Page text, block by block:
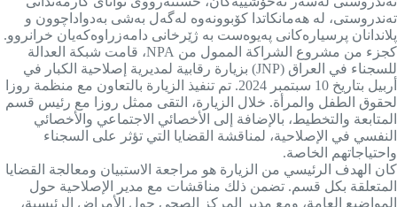
تەندروستی، لە هەمانکاتدا کۆبوونەوە لەگەل بەشی بەدواداچوون و
پلاندانان پرسیارەکانی پەیوەست بە ژێرخانی دامەزراوەکەیان خرانروو.
كجزء من مشروع الشراكة الممول من NPA، قامت شبكة العدالة
للسجناء في العراق (JNP) بزيارة رقابية لمديریة إصلاحية الكبار في
أربيل بتاريخ 10 سبتمبر 2024. تم تنفيذ الزيارة بالتعاون مع منظمة روزا
لحقوق الطفل والمرأة. خلال الزيارة، التقى ممثل روزا مع رئيس قسم
المتابعة والتخطيط، بالإضافة إلى الأخصائي الاجتماعي والأخصائي
النفسي في الإصلاحية، لمناقشة القضايا التي تؤثر على السجناء
واحتياجاتهم الخاصة.
كان الهدف الرئيسي من الزيارة هو مراجعة الاستبيان ومعالجة القضايا
المتعلقة بكل قسم. تضمن ذلك مناقشات مع مدير الإصلاحية حول
المواضيع العامة، ومع مدير المركز الصحي حول الأمراض الرئيسية،